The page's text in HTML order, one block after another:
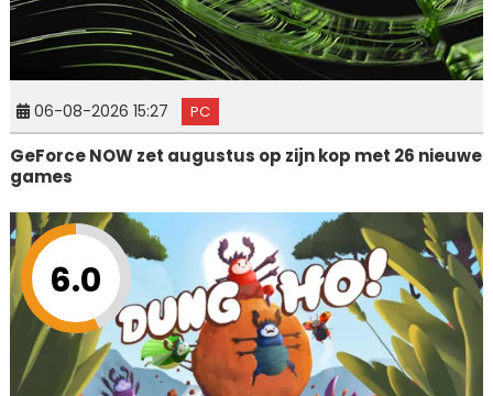
06-08-2026 15:27 PC
GeForce NOW zet augustus op zijn kop met 26 nieuwe
games
6.0